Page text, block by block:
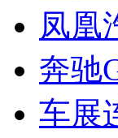
凤凰
奔驰
车展